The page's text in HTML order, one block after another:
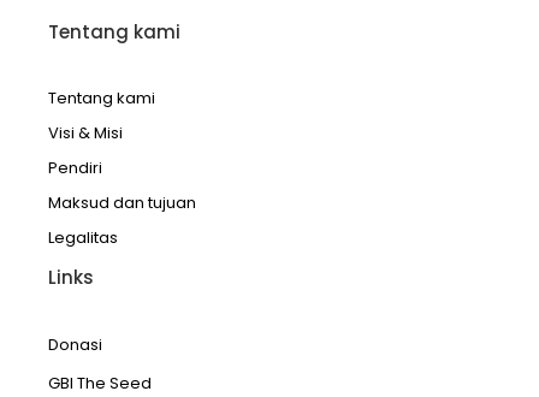
Tentang kami
Tentang kami
Visi & Misi
Pendiri
Maksud dan tujuan
Legalitas
Links
Donasi
GBI The Seed